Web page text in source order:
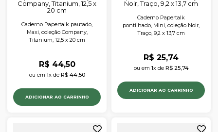
Caderno Papertalk pautado,
Maxi, coleção Company,
Titanium, 12,5 x 20 cm
R$ 44,50
ou em 1x de R$ 44,50
ADICIONAR AO CARRINHO
Caderno Papertalk
pontilhado, Mini, coleção Noir,
Traço, 9,2 x 13,7 cm
R$ 25,74
ou em 1x de R$ 25,74
ADICIONAR AO CARRINHO